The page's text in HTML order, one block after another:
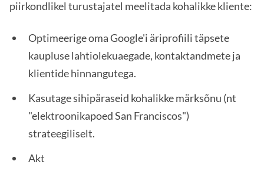
piirkondlikel turustajatel meelitada kohalikke kliente:
Optimeerige oma Google'i äriprofiili täpsete
kaupluse lahtiolekuaegade, kontaktandmete ja
klientide hinnangutega.
Kasutage sihipäraseid kohalikke märksõnu (nt
"elektroonikapoed San Franciscos")
strateegiliselt.
Akt